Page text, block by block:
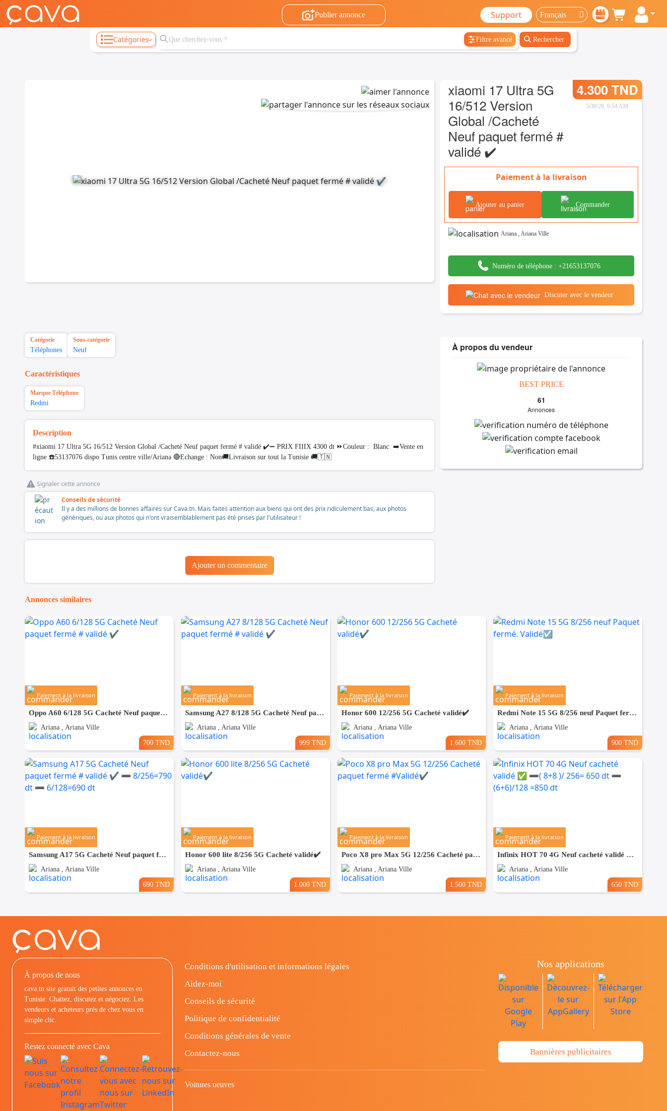
Publier annonce Support
Catégories Filtre avancé Rechercher
xiaomi 17 Ultra 5G
16/512 Version
Global /Cacheté
Neuf paquet fermé #
validé ✔️
4.300 TND
5/30/26, 9:54 AM
Paiement à la livraison
Ajouter au panier Commander
Ariana ,Ariana Ville
Numéro de téléphone :+21653137076
Discuter avec le vendeur
Catégorie
Téléphones
Sous-catégorie
Neuf
Caractéristiques
Marque Téléphone
Redmi
Description
#xiaomi 17 Ultra 5G 16/512 Version Global /Cacheté Neuf paquet fermé # validé ✔️➖ PRIX FIIIX 4300 dt ⏩Couleur : Blanc ➡️Vente en
ligne ☎️53137076 dispo Tunis centre ville/Ariana 🔴Echange : Non🚚Livraison sur tout la Tunisie 🚚🇹🇳
Signaler cette annonce
Conseils de sécurité
Il y a des millions de bonnes affaires sur Cava.tn. Mais faites attention aux biens qui ont des prix ridiculement bas, aux photos
génériques, ou aux photos qui n'ont vraisemblablement pas été prises par l'utilisateur !
Ajouter un commentaire
À propos du vendeur
BEST PRICE
61
Annonces
Annonces similaires
Paiement à la livraison
Oppo A60 6/128 5G Cacheté Neuf paquet fermé # validé ✔️
Ariana , Ariana Ville
700 TND
Paiement à la livraison
Samsung A27 8/128 5G Cacheté Neuf paquet fermé # validé ✔️
Ariana , Ariana Ville
999 TND
Paiement à la livraison
Honor 600 12/256 5G Cacheté validé✔️
Ariana , Ariana Ville
1.600 TND
Paiement à la livraison
Redmi Note 15 5G 8/256 neuf Paquet fermé. Validé☑️
Ariana , Ariana Ville
900 TND
Paiement à la livraison
Samsung A17 5G Cacheté Neuf paquet fermé # validé ✔️ ➖ 8/256=790 dt ➖ 6/128=690 dt
Ariana , Ariana Ville
690 TND
Paiement à la livraison
Honor 600 lite 8/256 5G Cacheté validé✔️
Ariana , Ariana Ville
1.000 TND
Paiement à la livraison
Poco X8 pro Max 5G 12/256 Cacheté paquet fermé #Validé✔️
Ariana , Ariana Ville
1.500 TND
Paiement à la livraison
Infinix HOT 70 4G Neuf cacheté validé ✅ ➖( 8+8 )/ 256= 650 dt ➖ (6+6)/128 =850 dt
Ariana , Ariana Ville
650 TND
À propos de nous
cava.tn site gratuit des petites annonces en
Tunisie: Chattez, discutez et négociez. Les
vendeurs et acheteurs prés de chez vous en
simple clic.
Restez connecté avec Cava
Conditions d'utilisation et informations légales
Aidez-moi
Conseils de sécurité
Politique de confidentialité
Conditions générales de vente
Contactez-nous
Voitures neuves
Nos applications
Bannières publicitaires